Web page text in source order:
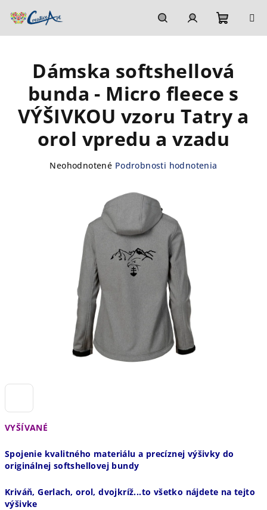
HľadaťPrihlásenie
košík
VYŠÍVANÉ
Spojenie kvalitného materiálu a precíznej výšivky do
originálnej softshellovej bundy
Kriváň, Gerlach, orol, dvojkríž...to všetko nájdete na tejto
výšivke
Dámska softshellová
bunda - Micro fleece s
VÝŠIVKOU vzoru Tatry a
orol vpredu a vzadu
Neohodnotené Podrobnosti hodnotenia